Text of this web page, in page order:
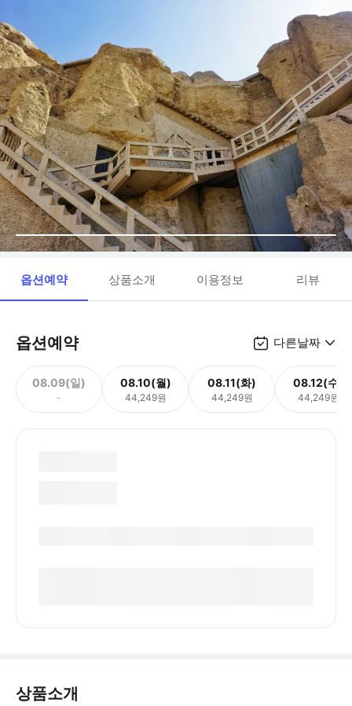
옵션예약 상품소개 이용정보 리뷰
옵션예약 다른날짜
08.09(일)
-
08.10(월)
44,249원
08.11(화)
44,249원
08.12(수)
44,249원
상품소개